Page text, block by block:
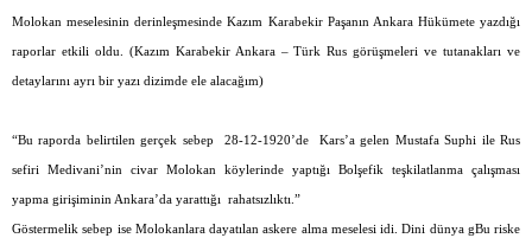
Molokan meselesinin derinleşmesinde Kazım Karabekir Paşanın Ankara Hükümete yazdığı
raporlar etkili oldu. (Kazım Karabekir Ankara – Türk Rus görüşmeleri ve tutanakları ve
detaylarını ayrı bir yazı dizimde ele alacağım)
“Bu raporda belirtilen gerçek sebep 28-12-1920’de Kars’a gelen Mustafa Suphi ile Rus
sefiri Medivani’nin civar Molokan köylerinde yaptığı Bolşefik teşkilatlanma çalışması
yapma girişiminin Ankara’da yarattığı rahatsızlıktı.”
Göstermelik sebep ise Molokanlara dayatılan askere alma meselesi idi. Dini dünya gBu riske